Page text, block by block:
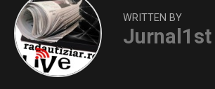
WRITTEN BY
Jurnal1st